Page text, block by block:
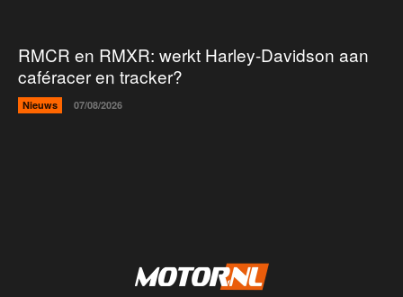
RMCR en RMXR: werkt Harley-Davidson aan
caféracer en tracker?
Nieuws 07/08/2026